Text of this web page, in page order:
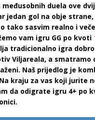
duela ove
jedan gol na obje strane,
tako sasvim realno i
vam igru GG po kvoti
tradicionalno igra
Viljareala, a smatramo
Naš prijedlog je
kraju za vas koji jurite
da odigrate igru 4+ po